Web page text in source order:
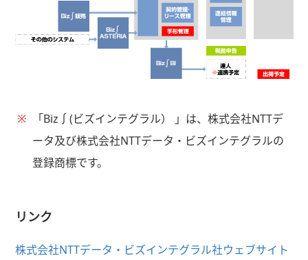
※
「Biz∫(ビズインテグラル） 」は、株式会社NTTデ
ータ及び株式会社NTTデータ・ビズインテグラルの
登録商標です。
リンク
株式会社NTTデータ・ビズインテグラル社ウェブサイト